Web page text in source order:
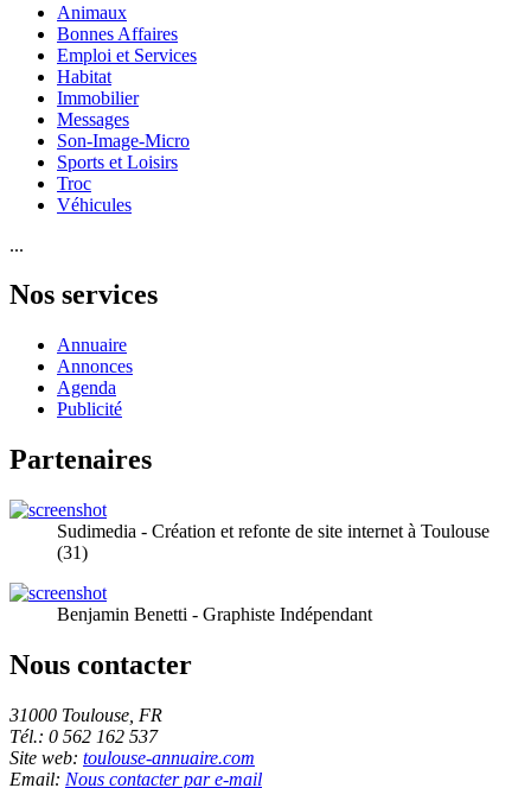
Animaux
Bonnes Affaires
Emploi et Services
Habitat
Immobilier
Messages
Son-Image-Micro
Sports et Loisirs
Troc
Véhicules
...
Nos services
Annuaire
Annonces
Agenda
Publicité
Partenaires
Sudimedia - Création et refonte de site internet à Toulouse
(31)
Benjamin Benetti - Graphiste Indépendant
Nous contacter
31000 Toulouse, FR
Tél.: 0 562 162 537
Site web: toulouse-annuaire.com
Email: Nous contacter par e-mail